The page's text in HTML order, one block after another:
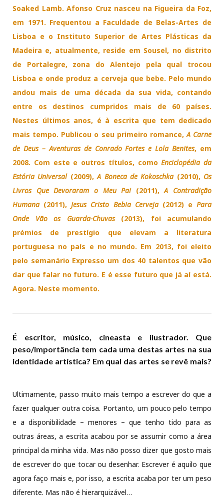
Soaked Lamb. Afonso Cruz nasceu na Figueira da Foz,
em 1971. Frequentou a Faculdade de Belas-Artes de
Lisboa e o Instituto Superior de Artes Plásticas da
Madeira e, atualmente, reside em Sousel, no distrito
de Portalegre, zona do Alentejo pela qual trocou
Lisboa e onde produz a cerveja que bebe. Pelo mundo
andou mais de uma década da sua vida, contando
entre os destinos cumpridos mais de 60 países.
Nestes últimos anos, é à escrita que tem dedicado
mais tempo. Publicou o seu primeiro romance,A Carne
de Deus – Aventuras de Conrado Fortes e Lola Benites, em
2008. Com este e outros títulos, comoEnciclopédia da
Estória Universal(2009),A Boneca de Kokoschka(2010), Os
Livros Que Devoraram o Meu Pai(2011),A Contradição
Humana(2011),Jesus Cristo Bebia Cerveja(2012) e Para
Onde Vão os Guarda-Chuvas(2013), foi acumulando
prémios de prestígio que elevam a literatura
portuguesa no país e no mundo. Em 2013, foi eleito
pelo semanário Expresso um dos 40 talentos que vão
dar que falar no futuro. E é esse futuro que já aí está.
Agora. Neste momento.
É escritor, músico, cineasta e ilustrador. Que
peso/importância tem cada uma destas artes na sua
identidade artística? Em qual das artes se revê mais?
Ultimamente, passo muito mais tempo a escrever do que a
fazer qualquer outra coisa. Portanto, um pouco pelo tempo
e a disponibilidade – menores – que tenho tido para as
outras áreas, a escrita acabou por se assumir como a área
principal da minha vida. Mas não posso dizer que gosto mais
de escrever do que tocar ou desenhar. Escrever é aquilo que
agora faço mais e, por isso, a escrita acaba por ter um peso
diferente. Mas não é hierarquizável…